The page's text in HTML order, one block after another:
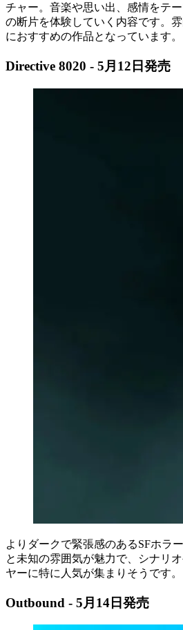
チャー。音楽や思い出、感情をテ
の断片を体験していく内容です。
におすすめの作品となっています。
Directive 8020 - 5月12日発売
よりダークで緊張感のあるSFホラ
と未知の雰囲気が魅力で、シナリ
ヤーに特に人気が集まりそうです。
Outbound - 5月14日発売